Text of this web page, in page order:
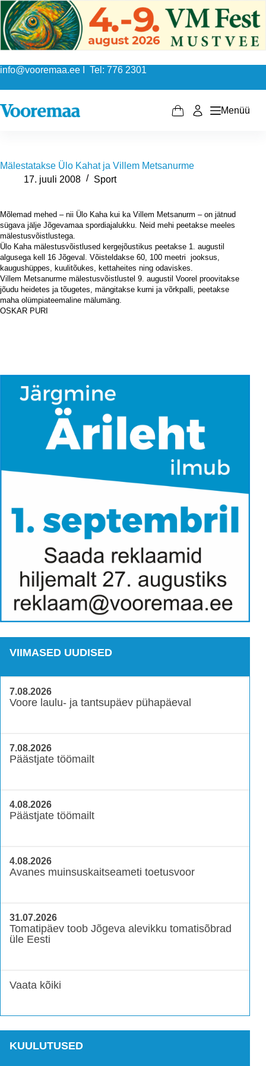
Skip
to
content
info@vooremaa.ee I Tel: 776 2301
Shopping
Menüü
Mälestatakse Ülo Kahat ja Villem Metsanurme
17. juuli 2008
Sport
Mõlemad mehed – nii Ülo Kaha kui ka Villem Metsanurm – on jätnud
sügava jälje Jõgevamaa spordiajalukku. Neid mehi peetakse meeles
mälestusvõistlustega.
Ülo Kaha mälestusvõistlused kergejõustikus peetakse 1. augustil
algusega kell 16 Jõgeval. Võisteldakse 60, 100 meetri jooksus,
kaugushüppes, kuulitõukes, kettaheites ning odaviskes.
Villem Metsanurme mälestusvõistlustel 9. augustil Voorel proovitakse
jõudu heidetes ja tõugetes, mängitakse kurni ja võrkpalli, peetakse
maha olümpiateemaline mälumäng.
OSKAR PURI
VIIMASED UUDISED
7.08.2026
Voore laulu- ja tantsupäev pühapäeval
7.08.2026
Päästjate töömailt
4.08.2026
Päästjate töömailt
4.08.2026
Avanes muinsuskaitseameti toetusvoor
31.07.2026
Tomatipäev toob Jõgeva alevikku tomatisõbrad
üle Eesti
Vaata kõiki
KUULUTUSED